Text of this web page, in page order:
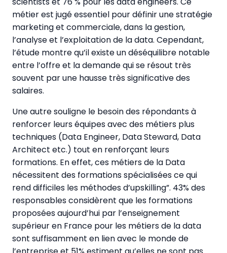
métier est jugé essentiel pour définir une stratégie
marketing et commerciale, dans la gestion,
l’analyse et l’exploitation de la data. Cependant,
l’étude montre qu’il existe un déséquilibre notable
entre l’offre et la demande qui se résout très
souvent par une hausse très significative des
salaires.
Une autre souligne le besoin des répondants à
renforcer leurs équipes avec des métiers plus
techniques (Data Engineer, Data Steward, Data
Architect etc.) tout en renforçant leurs
formations. En effet, ces métiers de la Data
nécessitent des formations spécialisées ce qui
rend difficiles les méthodes d’upskilling”. 43% des
responsables considèrent que les formations
proposées aujourd’hui par l’enseignement
supérieur en France pour les métiers de la data
sont suffisamment en lien avec le monde de